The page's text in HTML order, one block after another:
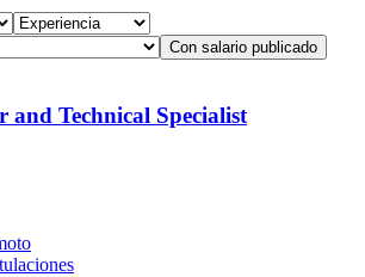
Con salario publicado
Technical Specialist